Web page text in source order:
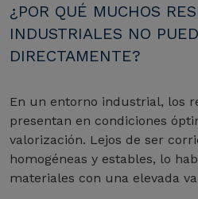
¿POR QUÉ MUCHOS
INDUSTRIALES NO
DIRECTAMENTE?
En un entorno industrial, los
presentan en condiciones
valorización. Lejos de ser
homogéneas y estables, lo
materiales con una elevada